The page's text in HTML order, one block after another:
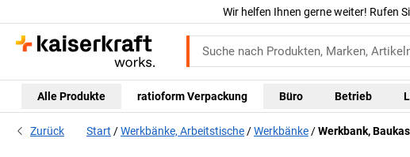
Wir helfen Ihnen gerne weiter! Rufen
Alle Produkte ratioform Verpackung Büro Betrieb
Zurück Start Werkbänke, Arbeitstische Werkbänke Werkbank,